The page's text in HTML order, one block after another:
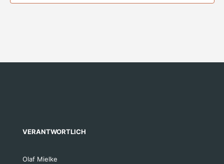
VERANTWORTLICH
Olaf Mielke